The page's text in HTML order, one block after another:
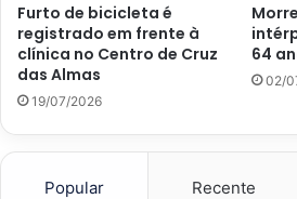
Furto de bicicleta é
registrado em frente à
clínica no Centro de Cruz
das Almas
19/07/2026
64
02/
Popular Recente